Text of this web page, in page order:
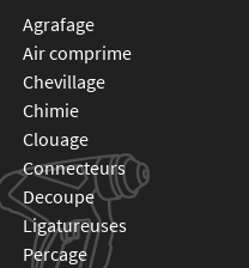
agrafage
air comprime
chevillage
chimie
clouage
connecteurs
decoupe
ligatureuses
percage